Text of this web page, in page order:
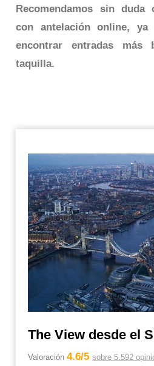
Recomendamos sin duda
con antelación online,
encontrar entradas más
taquilla.
The View desde el
Valoración4.6/5sobre 5.592